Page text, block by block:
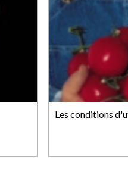
Les conditions